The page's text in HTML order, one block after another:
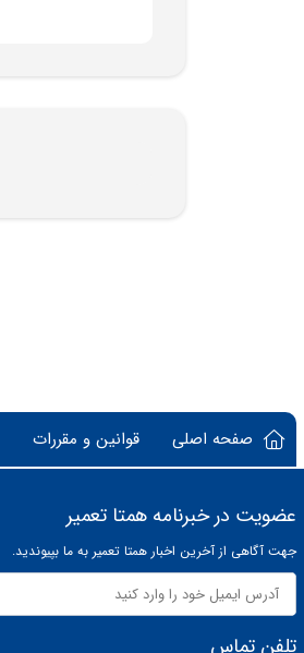
صفحه اصلی قوانین و مقررات
عضویت در خبرنامه همتا تعمیر
جهت آگاهی از آخرین اخبار همتا تعمیر به ما بپیوندید.
تلفن تماس